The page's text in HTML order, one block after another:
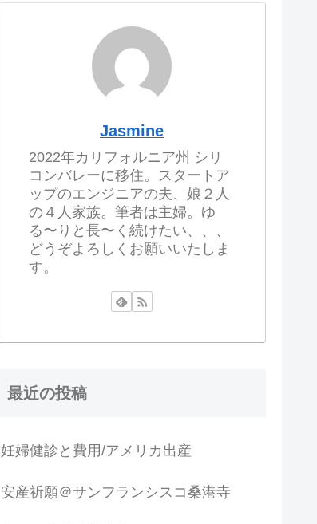
Jasmine
2022年カリフォルニア州 シリ
コンバレーに移住。スタートア
ップのエンジニアの夫、娘２人
の４人家族。筆者は主婦。ゆ
る〜りと長〜く続けたい、、、
どうぞよろしくお願いいたしま
す。
最近の投稿
妊婦健診と費用/アメリカ出産
安産祈願＠サンフランシスコ桑港寺